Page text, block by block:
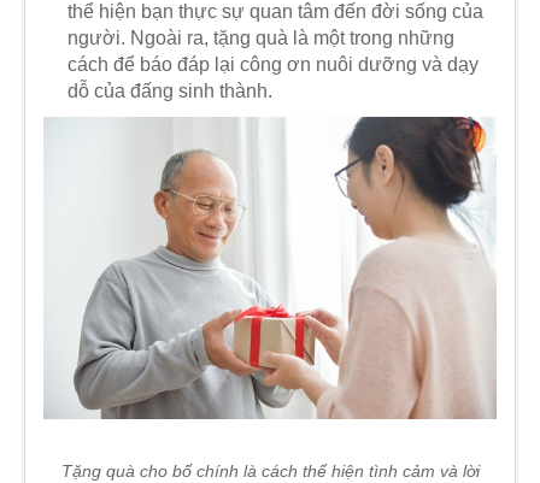
thể hiện bạn thực sự quan tâm đến đời sống của
người. Ngoài ra, tặng quà là một trong những
cách để báo đáp lại công ơn nuôi dưỡng và dạy
dỗ của đấng sinh thành.
Tặng quà cho bố chính là cách thể hiện tình cảm và lời